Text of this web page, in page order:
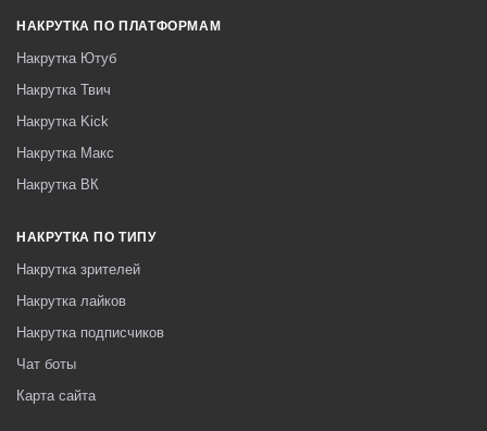
НАКРУТКА ПО ПЛАТФОРМАМ
Накрутка Ютуб
Накрутка Твич
Накрутка Kick
Накрутка Макс
Накрутка ВК
НАКРУТКА ПО ТИПУ
Накрутка зрителей
Накрутка лайков
Накрутка подписчиков
Чат боты
Карта сайта